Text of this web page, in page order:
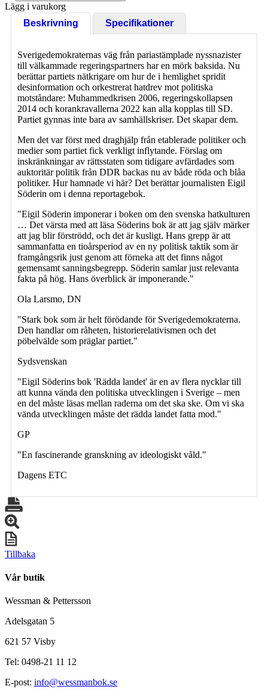
Lägg i varukorg
Beskrivning
Specifikationer
Sverigedemokraternas väg från pariastämplade nyssnazister
till välkammade regeringspartners har en mörk baksida. Nu
berättar partiets nätkrigare om hur de i hemlighet spridit
desinformation och orkestrerat hatdrev mot politiska
motståndare: Muhammedkrisen 2006, regeringskollapsen
2014 och korankravallerna 2022 kan alla kopplas till SD.
Partiet gynnas inte bara av samhällskriser. Det skapar dem.
Men det var först med draghjälp från etablerade politiker och
medier som partiet fick verkligt inflytande. Förslag om
inskränkningar av rättsstaten som tidigare avfärdades som
auktoritär politik från DDR backas nu av både röda och blåa
politiker. Hur hamnade vi här? Det berättar journalisten Eigil
Söderin om i denna reportagebok.
"Eigil Söderin imponerar i boken om den svenska hatkulturen
… Det värsta med att läsa Söderins bok är att jag själv märker
att jag blir förströdd, och det är kusligt. Hans grepp är att
sammanfatta en tioårsperiod av en ny politisk taktik som är
framgångsrik just genom att förneka att det finns något
gemensamt sanningsbegrepp. Söderin samlar just relevanta
fakta på hög. Hans överblick är imponerande."
Ola Larsmo, DN
"Stark bok som är helt förödande för Sverigedemokraterna.
Den handlar om råheten, historierelativismen och det
pöbelvälde som präglar partiet."
Sydsvenskan
"Eigil Söderins bok 'Rädda landet' är en av flera nycklar till
att kunna vända den politiska utvecklingen i Sverige – men
en del måste läsas mellan raderna om det ska ske. Om vi ska
vända utvecklingen måste det rädda landet fatta mod."
GP
"En fascinerande granskning av ideologiskt våld."
Dagens ETC
Tillbaka
Vår butik
Wessman & Pettersson
Adelsgatan 5
621 57 Visby
Tel: 0498-21 11 12
E-post: info@wessmanbok.se